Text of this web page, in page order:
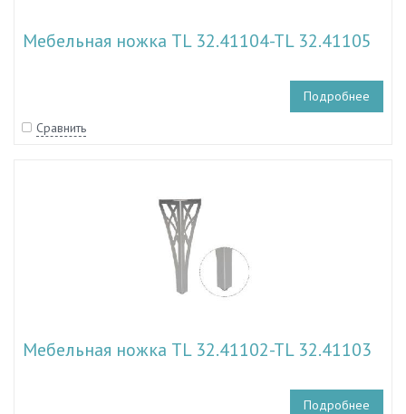
Мебельная ножка TL 32.41104-TL 32.41105
Подробнее
Сравнить
Мебельная ножка TL 32.41102-TL 32.41103
Подробнее